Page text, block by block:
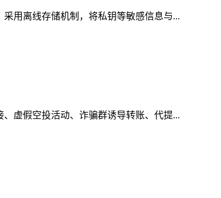
用离线存储机制，将私钥等敏感信息与...
虚假空投活动、诈骗群诱导转账、代提...